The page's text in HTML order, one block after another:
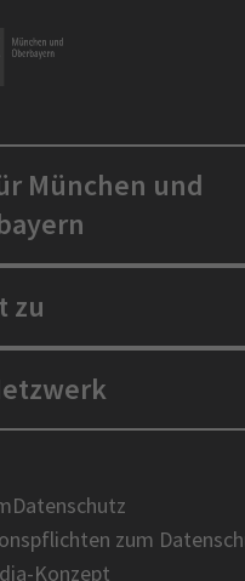
München und
zu
Datenschutz
zum
Konzept